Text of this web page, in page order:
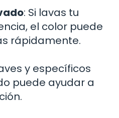
: Si lavas tu
el color puede
rápidamente.
y específicos
puede ayudar a